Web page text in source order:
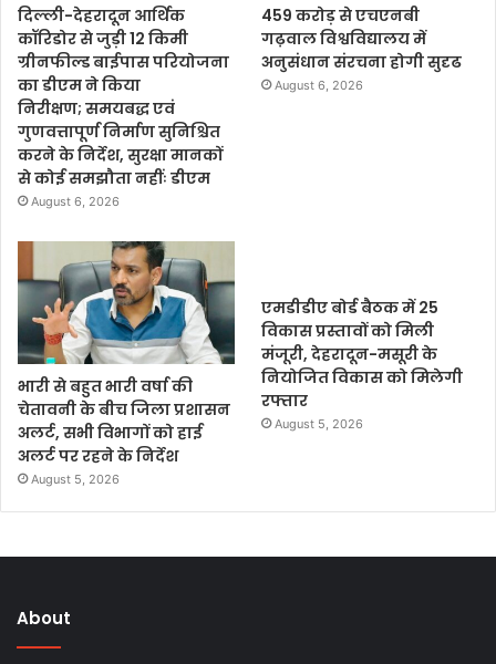
दिल्ली-देहरादून आर्थिक
कॉरिडोर से जुड़ी 12 किमी
ग्रीनफील्ड बाईपास परियोजना
का डीएम ने किया
निरीक्षण; समयबद्ध एवं
गुणवत्तापूर्ण निर्माण सुनिश्चित
करने के निर्देश, सुरक्षा मानकों
से कोई समझौता नहींः डीएम
August 6, 2026
459 करोड़ से एचएनबी
गढ़वाल विश्वविद्यालय में
अनुसंधान संरचना होगी सुदृढ
August 6, 2026
भारी से बहुत भारी वर्षा की
चेतावनी के बीच जिला प्रशासन
अलर्ट, सभी विभागों को हाई
अलर्ट पर रहने के निर्देश
August 5, 2026
एमडीडीए बोर्ड बैठक में 25
विकास प्रस्तावों को मिली
मंजूरी, देहरादून-मसूरी के
नियोजित विकास को मिलेगी
रफ्तार
August 5, 2026
About